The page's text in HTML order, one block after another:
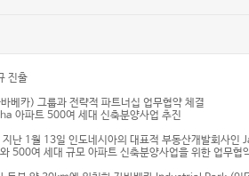
진출
베카) 그룹과 전략적 파트너십 업무협약 체결
아파트 500여 세대 신축분양사업 추진
난 1월 13일 인도네시아의 대표적 부동산개발회사
500여 세대 규모 아파트 신축분양사업을 위한 업무협